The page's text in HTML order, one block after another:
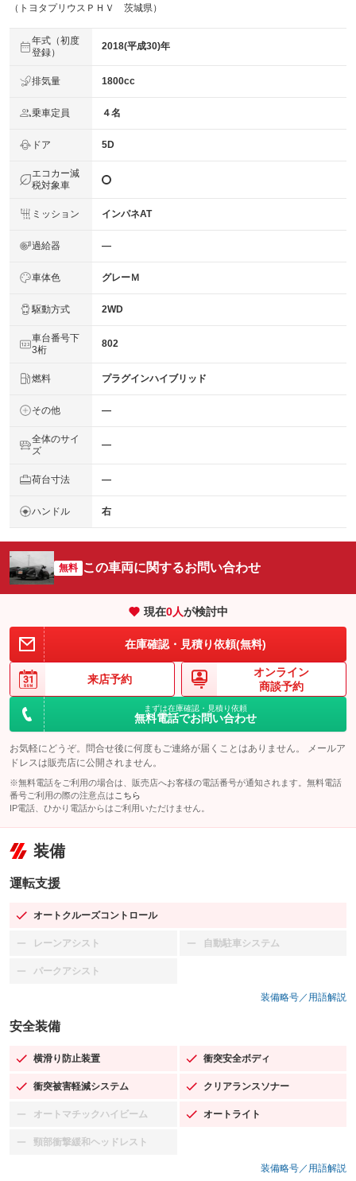
（トヨタプリウスＰＨＶ 茨城県）
年式（初度
登録）
2018(平成30)年
排気量 1800cc
乗車定員 ４名
ドア 5D
エコカー減
税対象車
ミッション インパネAT
過給器 ―
車体色 グレーＭ
駆動方式 2WD
車台番号下
3桁
802
燃料 プラグインハイブリッド
その他 ―
全体のサイ
ズ
―
荷台寸法 ―
ハンドル 右
無料 この車両に関するお問い合わせ
現在0人が検討中
在庫確認・見積り依頼(無料)
来店予約
オンライン
商談予約
まずは在庫確認・見積り依頼
無料電話でお問い合わせ
お気軽にどうぞ。問合せ後に何度もご連絡が届くことはありません。 メールア
ドレスは販売店に公開されません。
※無料電話をご利用の場合は、販売店へお客様の電話番号が通知されます。無料電話
番号ご利用の際の注意点は こちら
IP電話、ひかり電話からはご利用いただけません。
装備
運転支援
オートクルーズコントロール
：装備あり
レーンアシスト
：装備なし 自動駐車システム
：装備なし
パークアシスト
：装備なし
装備略号／用語解説
安全装備
横滑り防止装置
：装備あり 衝突安全ボディ
：装備あり
衝突被害軽減システム
：装備あり クリアランスソナー
：装備あり
オートマチックハイビーム
：装備なし オートライト
：装備あり
頸部衝撃緩和ヘッドレスト
：装備なし
装備略号／用語解説